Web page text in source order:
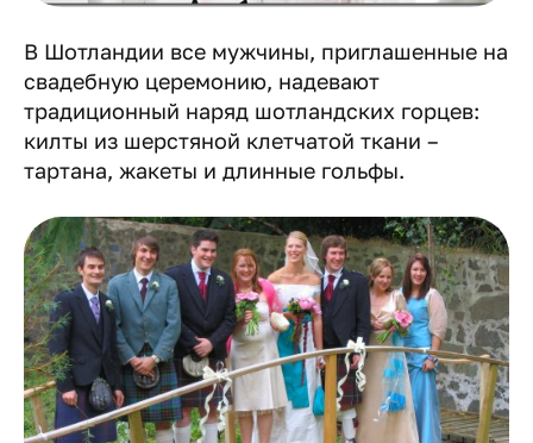
В Шотландии все мужчины, приглашенные на
свадебную церемонию, надевают
традиционный наряд шотландских горцев:
килты из шерстяной клетчатой ткани –
тартана, жакеты и длинные гольфы.